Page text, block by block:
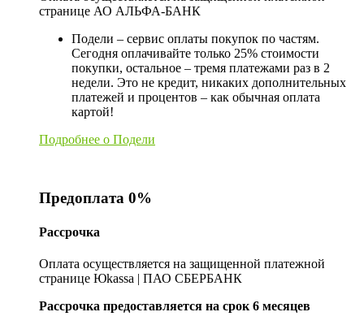
странице АО АЛЬФА-БАНК
Подели – сервис оплаты покупок по частям.
Сегодня оплачивайте только 25% стоимости
покупки, остальное – тремя платежами раз в 2
недели. Это не кредит, никаких дополнительных
платежей и процентов – как обычная оплата
картой!
Подробнее о Подели
Предоплата 0%
Рассрочка
Оплата осуществляется на защищенной платежной
странице Юkassa | ПАО СБЕРБАНК
Рассрочка предоставляется на срок 6 месяцев